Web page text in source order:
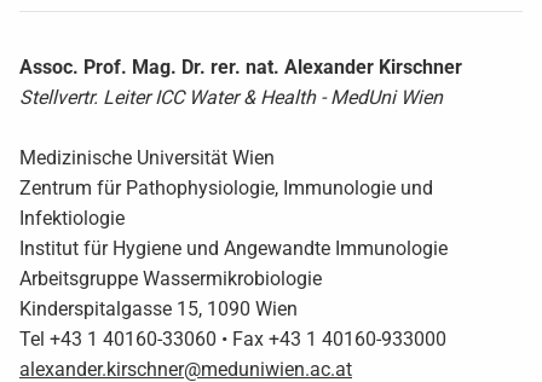
Assoc. Prof. Mag. Dr. rer. nat. Alexander Kirschner
Stellvertr. Leiter ICC Water & Health - MedUni Wien
Medizinische Universität Wien
Zentrum für Pathophysiologie, Immunologie und
Infektiologie
Institut für Hygiene und Angewandte Immunologie
Arbeitsgruppe Wassermikrobiologie
Kinderspitalgasse 15, 1090 Wien
Tel +43 1 40160-33060 • Fax +43 1 40160-933000
alexander.kirschner@meduniwien.ac.at